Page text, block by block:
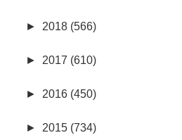
► 2018 (566)
► 2017 (610)
► 2016 (450)
► 2015 (734)